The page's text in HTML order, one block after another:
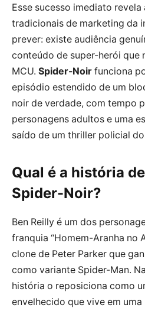
Esse sucesso imediato
tradicionais de marketing da
prever: existe audiência
conteúdo de super-herói que
MCU. Spider-Noir funciona
episódio estendido de um
noir de verdade, com tempo
personagens adultos e uma
saído de um thriller policial
Qual é a história
Spider-Noir?
Ben Reilly é um dos
franquia “Homem-Aranha no
clone de Peter Parker que
como variante Spider-Man.
história o reposiciona como
envelhecido que vive em